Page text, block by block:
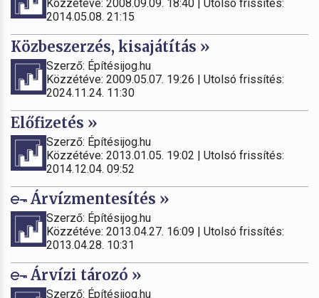
Közzétéve: 2008.09.09. 18:40 | Utolsó frissítés:
2014.05.08. 21:15
Közbeszerzés, kisajátítás »
Szerző: Építésijog.hu
Közzétéve: 2009.05.07. 19:26 | Utolsó frissítés:
2024.11.24. 11:30
Előfizetés »
Szerző: Építésijog.hu
Közzétéve: 2013.01.05. 19:02 | Utolsó frissítés:
2014.12.04. 09:52
Árvízmentesítés »
Szerző: Építésijog.hu
Közzétéve: 2013.04.27. 16:09 | Utolsó frissítés:
2013.04.28. 10:31
Árvízi tározó »
Szerző: Építésijog.hu